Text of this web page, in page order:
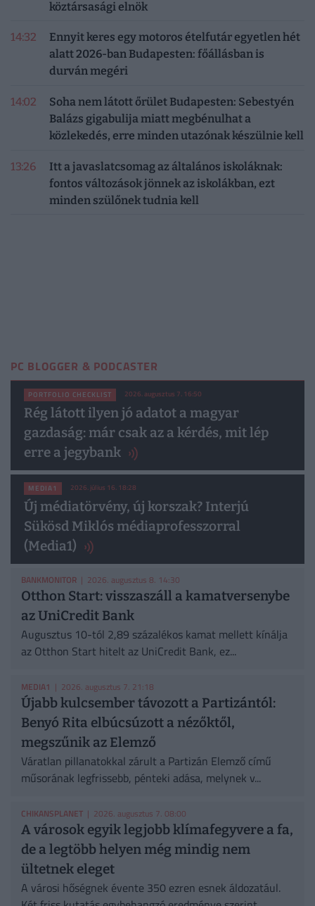
köztársasági elnök
14:32
Ennyit keres egy motoros ételfutár egyetlen hét
alatt 2026-ban Budapesten: főállásban is
durván megéri
14:02
Soha nem látott őrület Budapesten: Sebestyén
Balázs gigabulija miatt megbénulhat a
közlekedés, erre minden utazónak készülnie kell
13:26
Itt a javaslatcsomag az általános iskoláknak:
fontos változások jönnek az iskolákban, ezt
minden szülőnek tudnia kell
PC BLOGGER & PODCASTER
PORTFOLIO CHECKLIST 2026. augusztus 7. 16:50
Rég látott ilyen jó adatot a magyar
gazdaság: már csak az a kérdés, mit lép
erre a jegybank
MEDIA1 2026. július 16. 18:28
Új médiatörvény, új korszak? Interjú
Sükösd Miklós médiaprofesszorral
(Media1)
BANKMONITOR | 2026. augusztus 8. 14:30
Otthon Start: visszaszáll a kamatversenybe
az UniCredit Bank
Augusztus 10-tól 2,89 százalékos kamat mellett kínálja
az Otthon Start hitelt az UniCredit Bank, ez...
MEDIA1 | 2026. augusztus 7. 21:18
Újabb kulcsember távozott a Partizántól:
Benyó Rita elbúcsúzott a nézőktől,
megszűnik az Elemző
Váratlan pillanatokkal zárult a Partizán Elemző című
műsorának legfrissebb, pénteki adása, melynek v...
CHIKANSPLANET | 2026. augusztus 7. 08:00
A városok egyik legjobb klímafegyvere a fa,
de a legtöbb helyen még mindig nem
ültetnek eleget
A városi hőségnek évente 350 ezren esnek áldozatául.